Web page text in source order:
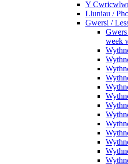
Y
Lluniau /
Gwersi /
week